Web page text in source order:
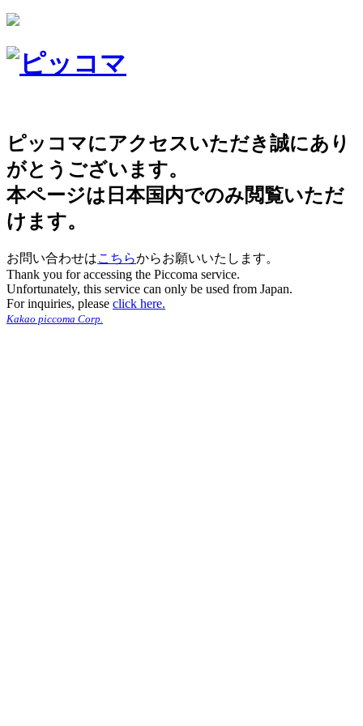
ピッコマにアクセスいただき誠にあり
がとうございます。
本ページは日本国内でのみ閲覧いただ
けます。
お問い合わせはこちらからお願いいたします。
Thank you for accessing the Piccoma service.
Unfortunately, this service can only be used from Japan.
For inquiries, please click here.
Kakao piccoma Corp.